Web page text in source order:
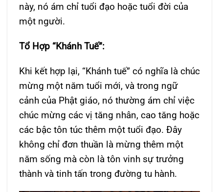
này, nó ám chỉ tuổi đạo hoặc tuổi đời của
một người.
Tổ Hợp “Khánh Tuế”:
Khi kết hợp lại, “Khánh tuế” có nghĩa là chúc
mừng một năm tuổi mới, và trong ngữ
cảnh của Phật giáo, nó thường ám chỉ việc
chúc mừng các vị tăng nhân, cao tăng hoặc
các bậc tôn túc thêm một tuổi đạo. Đây
không chỉ đơn thuần là mừng thêm một
năm sống mà còn là tôn vinh sự trưởng
thành và tinh tấn trong đường tu hành.